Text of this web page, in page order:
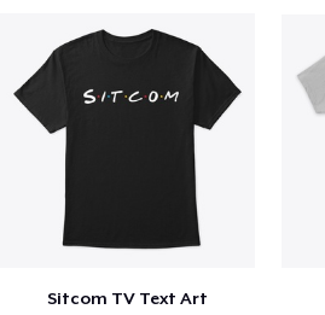
Sitcom TV Text Art